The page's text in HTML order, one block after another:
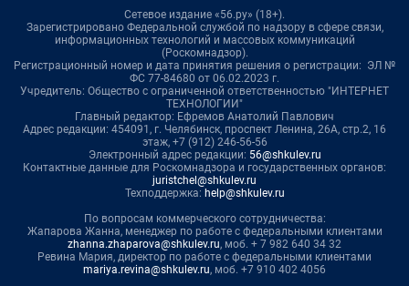
Сетевое издание «56.ру» (18+).
Зарегистрировано Федеральной службой по надзору в сфере связи,
информационных технологий и массовых коммуникаций
(Роскомнадзор).
Регистрационный номер и дата принятия решения о регистрации: ЭЛ №
ФС 77-84680 от 06.02.2023 г.
Учредитель: Общество с ограниченной ответственностью "ИНТЕРНЕТ
ТЕХНОЛОГИИ"
Главный редактор: Ефремов Анатолий Павлович
Адрес редакции: 454091, г. Челябинск, проспект Ленина, 26А, стр.2, 16
этаж, +7 (912) 246-56-56
Электронный адрес редакции: 56@shkulev.ru
Контактные данные для Роскомнадзора и государственных органов:
juristchel@shkulev.ru
Техподдержка: help@shkulev.ru
По вопросам коммерческого сотрудничества:
Жапарова Жанна, менеджер по работе с федеральными клиентами
zhanna.zhaparova@shkulev.ru, моб. + 7 982 640 34 32
Ревина Мария, директор по работе с федеральными клиентами
mariya.revina@shkulev.ru, моб. +7 910 402 4056